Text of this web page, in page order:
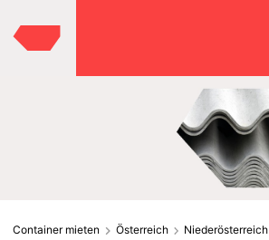
Container mieten Österreich Niederösterreich